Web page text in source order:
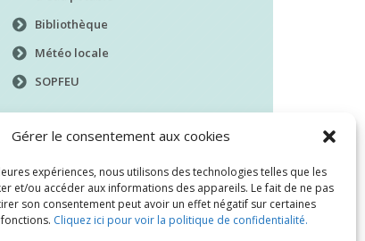
Gérer le consentement aux cookies
expériences, nous utilisons des technologies telles que les
et/ou accéder aux informations des appareils. Le fait de ne pas
son consentement peut avoir un effet négatif sur certaines
Cliquez ici pour voir la politique de confidentialité.
Bibliothèque
Météo locale
SOPFEU